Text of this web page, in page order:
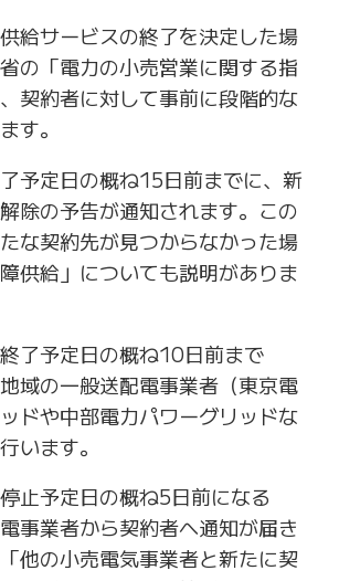
給サービスの終了を決定した場
の「電力の小売営業に関する指
契約者に対して事前に段階的な
す。
予定日の概ね15日前までに、新
除の予告が通知されます。この
な契約先が見つからなかった場
供給」についても説明がありま
了予定日の概ね10日前まで
域の一般送配電事業者（東京電
ドや中部電力パワーグリッドな
います。
止予定日の概ね5日前になる
事業者から契約者へ通知が届き
他の小売電気事業者と新たに契